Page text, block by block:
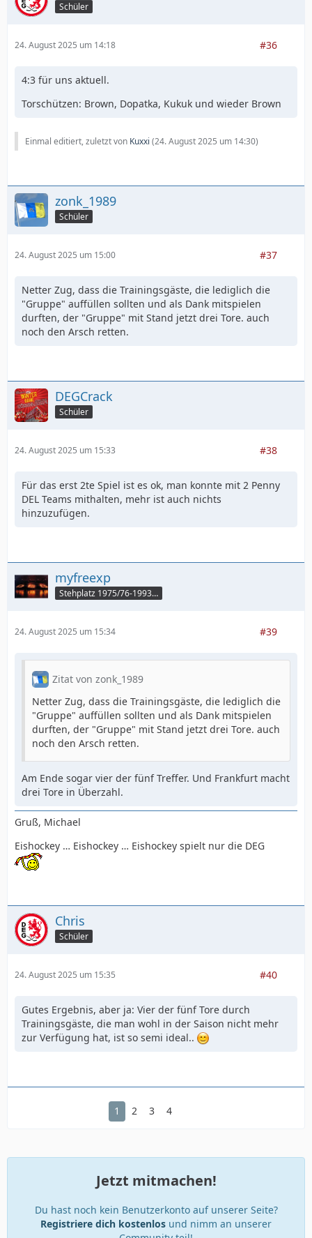
Schüler
24. August 2025 um 14:18 #36
4:3 für uns aktuell.
Torschützen: Brown, Dopatka, Kukuk und wieder Brown
Einmal editiert, zuletzt von Kuxxi (24. August 2025 um 14:30)
zonk_1989
Schüler
24. August 2025 um 15:00 #37
Netter Zug, dass die Trainingsgäste, die lediglich die
"Gruppe" auffüllen sollten und als Dank mitspielen
durften, der "Gruppe" mit Stand jetzt drei Tore. auch
noch den Arsch retten.
DEGCrack
Schüler
24. August 2025 um 15:33 #38
Für das erst 2te Spiel ist es ok, man konnte mit 2 Penny
DEL Teams mithalten, mehr ist auch nichts
hinzuzufügen.
myfreexp
Stehplatz 1975/76-1993/94
24. August 2025 um 15:34 #39
Zitat von zonk_1989
Netter Zug, dass die Trainingsgäste, die lediglich die
"Gruppe" auffüllen sollten und als Dank mitspielen
durften, der "Gruppe" mit Stand jetzt drei Tore. auch
noch den Arsch retten.
Am Ende sogar vier der fünf Treffer. Und Frankfurt macht
drei Tore in Überzahl.
Gruß, Michael
Eishockey … Eishockey … Eishockey spielt nur die DEG
Chris
Schüler
24. August 2025 um 15:35 #40
Gutes Ergebnis, aber ja: Vier der fünf Tore durch
Trainingsgäste, die man wohl in der Saison nicht mehr
zur Verfügung hat, ist so semi ideal..
1 2 3 4
Jetzt mitmachen!
Du hast noch kein Benutzerkonto auf unserer Seite?
Registriere dich kostenlos und nimm an unserer